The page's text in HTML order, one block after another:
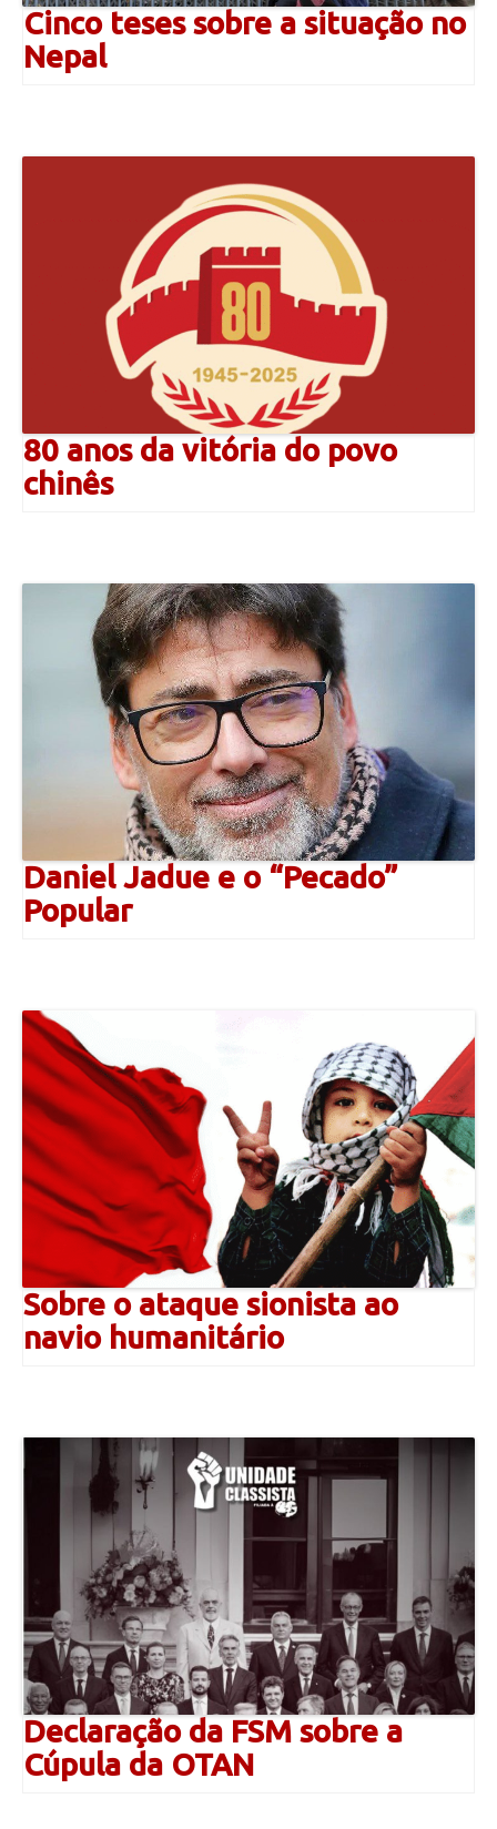
Cinco teses sobre a situação no
Nepal
80 anos da vitória do povo
chinês
Daniel Jadue e o “Pecado”
Popular
Sobre o ataque sionista ao
navio humanitário
Declaração da FSM sobre a
Cúpula da OTAN